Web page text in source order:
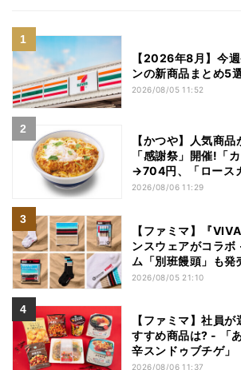
【2026年8月】今
ンの新商品まとめ5
2026/08/05 11:52
【かつや】人気商
「感謝祭」開催!「
→704円、「ロース
→748円に - 8日間限
2026/08/06 11:29
【ファミマ】『
ンスウェアがコラ
ム「別班饅頭」も発
2026/08/05 21:10
【ファミマ】社員
すすめ商品は? - 「
辛スンドゥブチゲ」
ビ焼き味噌らー麺」
2026/08/06 11:37